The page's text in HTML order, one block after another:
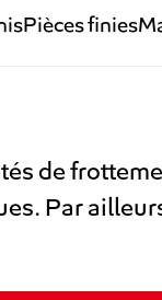
Pièces finies
de
Par